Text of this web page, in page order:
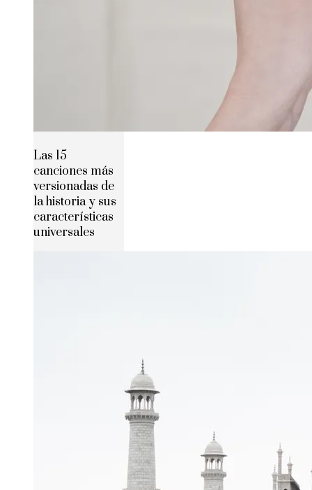
Las 15
canciones más
versionadas de
la historia y sus
características
universales